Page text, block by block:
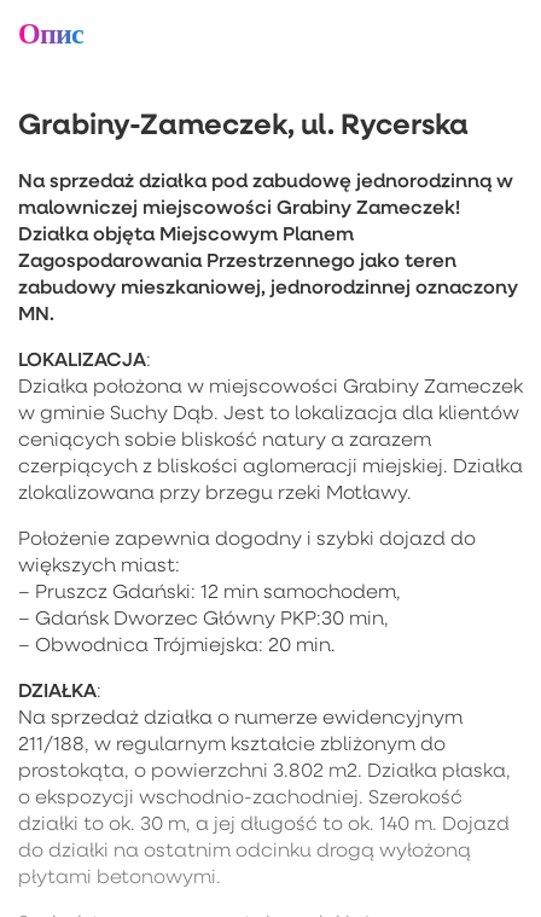
Опис
Grabiny-Zameczek, ul. Rycerska
Na sprzedaż działka pod zabudowę jednorodzinną w
malowniczej miejscowości Grabiny Zameczek!
Działka objęta Miejscowym Planem
Zagospodarowania Przestrzennego jako teren
zabudowy mieszkaniowej, jednorodzinnej oznaczony
MN.
LOKALIZACJA:
Działka położona w miejscowości Grabiny Zameczek
w gminie Suchy Dąb. Jest to lokalizacja dla klientów
ceniących sobie bliskość natury a zarazem
czerpiących z bliskości aglomeracji miejskiej. Działka
zlokalizowana przy brzegu rzeki Motławy.
Położenie zapewnia dogodny i szybki dojazd do
większych miast:
– Pruszcz Gdański: 12 min samochodem,
– Gdańsk Dworzec Główny PKP:30 min,
– Obwodnica Trójmiejska: 20 min.
DZIAŁKA:
Na sprzedaż działka o numerze ewidencyjnym
211/188, w regularnym kształcie zbliżonym do
prostokąta, o powierzchni 3.802 m2. Działka płaska,
o ekspozycji wschodnio-zachodniej. Szerokość
działki to ok. 30 m, a jej długość to ok. 140 m. Dojazd
do działki na ostatnim odcinku drogą wyłożoną
płytami betonowymi.